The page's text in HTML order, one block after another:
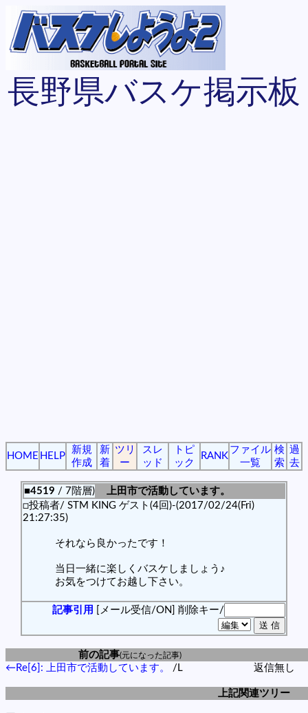
長野県バスケ掲示板
HOME HELP
新規
作成
新
着
ツリ
ー
スレ
ッド
トピ
ック
RANK
ファイル
一覧
検
索
過
去
■4519 / 7階層)
上田市で活動しています。
□投稿者/ STM KING ゲスト(4回)-(2017/02/24(Fri)
21:27:35)
それなら良かったです！
当日一緒に楽しくバスケしましょう♪
お気をつけてお越し下さい。
記事引用 [メール受信/ON] 削除キー/
前の記事(元になった記事)
←Re[6]: 上田市で活動しています。 /L 返信無し
上記関連ツリー